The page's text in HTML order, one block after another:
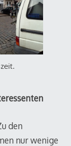
den
nur wenige